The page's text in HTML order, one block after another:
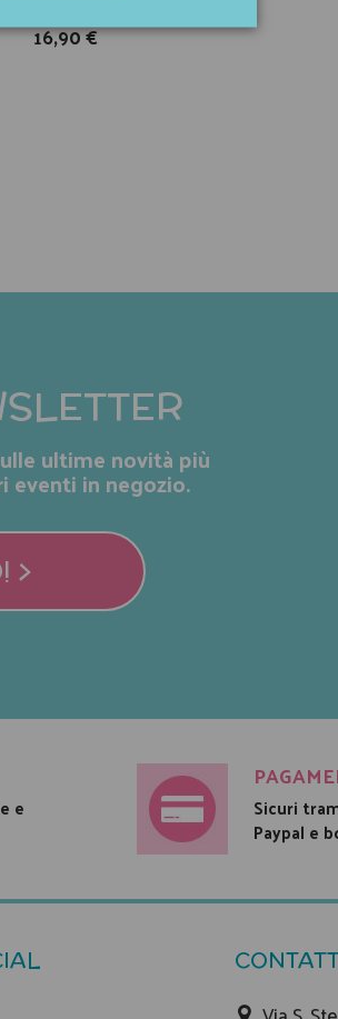
16,90 €
ultime novità più
eventi in negozio.
>
e
Sicuri
Paypal e